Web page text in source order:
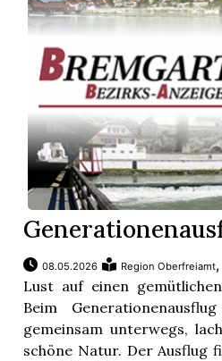
08.05.2026 Region Oberfreiamt,
Lust auf einen
Beim
gemeinsam unterwegs,
schöne Natur. Der Ausflug